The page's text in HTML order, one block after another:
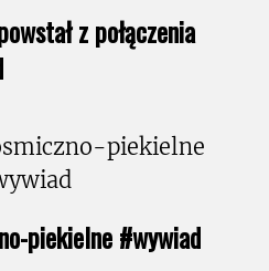
z połączenia
piekielne #wywiad